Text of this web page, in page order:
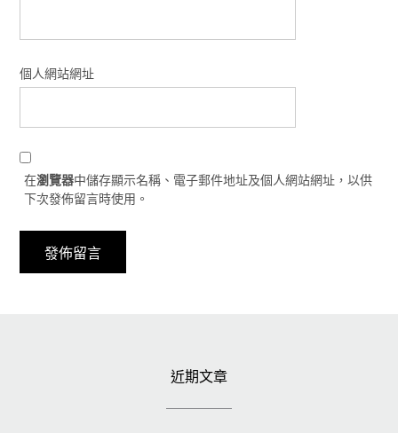
個人網站網址
在瀏覽器中儲存顯示名稱、電子郵件地址及個人網站網址，以供
下次發佈留言時使用。
近期文章